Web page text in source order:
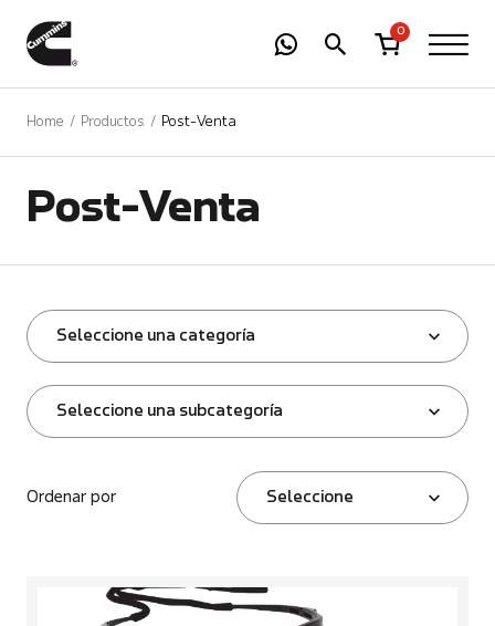
0
Home Productos Post-Venta
Post-Venta
Seleccione una categoría
Seleccione una subcategoría
Ordenar por Seleccione